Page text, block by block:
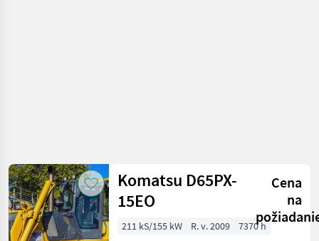
Komatsu D65PX-
15EO
Cena
na
211 kS/155 kW R. v. 2009
7370 h